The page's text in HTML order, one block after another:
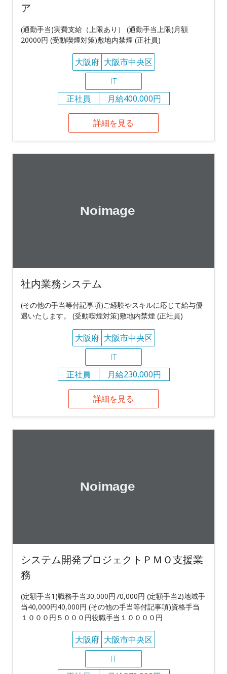
ア
(通勤手当)実費支給（上限あり） (通勤手当上限)月額
20000円 (受動喫煙対策)敷地内禁煙 (正社員)
大阪府 大阪市中央区
IT
正社員
月給400,000円
詳細を見る
社内業務システム
(その他の手当等付記事項)ご経験やスキルに応じて給与優
遇いたします。 (受動喫煙対策)敷地内禁煙 (正社員)
大阪府 大阪市中央区
IT
正社員
月給230,000円
詳細を見る
システム開発プロジェクトＰＭＯ支援業
務
(定額手当1)職務手当30,000円70,000円 (定額手当2)地域手
当40,000円40,000円 (その他の手当等付記事項)資格手当
１０００円５０００円役職手当１００００円
大阪府 大阪市中央区
IT